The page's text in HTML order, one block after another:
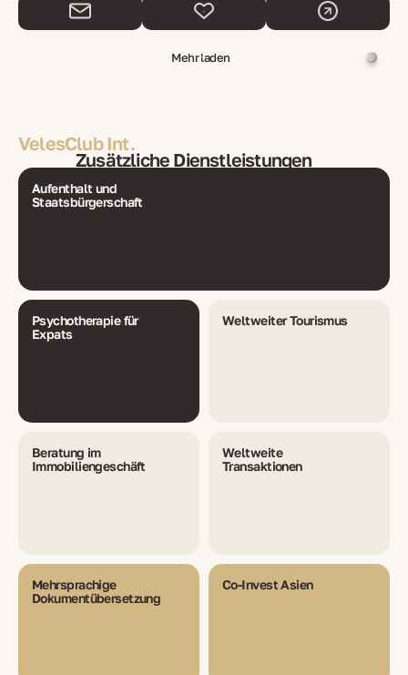
Mehr laden
VelesClub Int.
Zusätzliche Dienstleistungen
Aufenthalt und
Staatsbürgerschaft
Psychotherapie für
Expats
Weltweiter Tourismus
Beratung im
Immobiliengeschäft
Weltweite
Transaktionen
Mehrsprachige
Dokumentübersetzung
Co-Invest Asien